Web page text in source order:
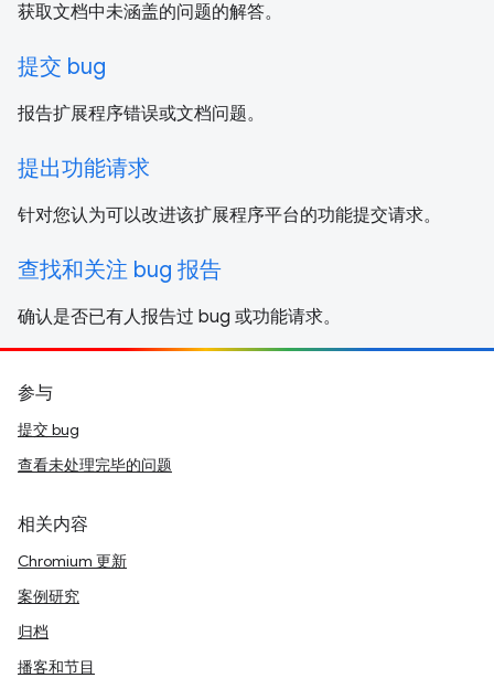
获取文档中未涵盖的问题的解答。
提交 bug
报告扩展程序错误或文档问题。
提出功能请求
针对您认为可以改进该扩展程序平台的功能提交请求。
查找和关注 bug 报告
确认是否已有人报告过 bug 或功能请求。
参与
提交 bug
查看未处理完毕的问题
相关内容
Chromium 更新
案例研究
归档
播客和节目